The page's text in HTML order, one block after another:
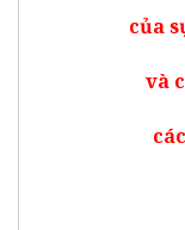
của
và